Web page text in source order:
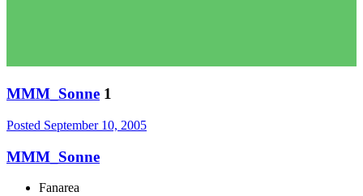
MMM_Sonne 1
Posted September 10, 2005
MMM_Sonne
Fanarea